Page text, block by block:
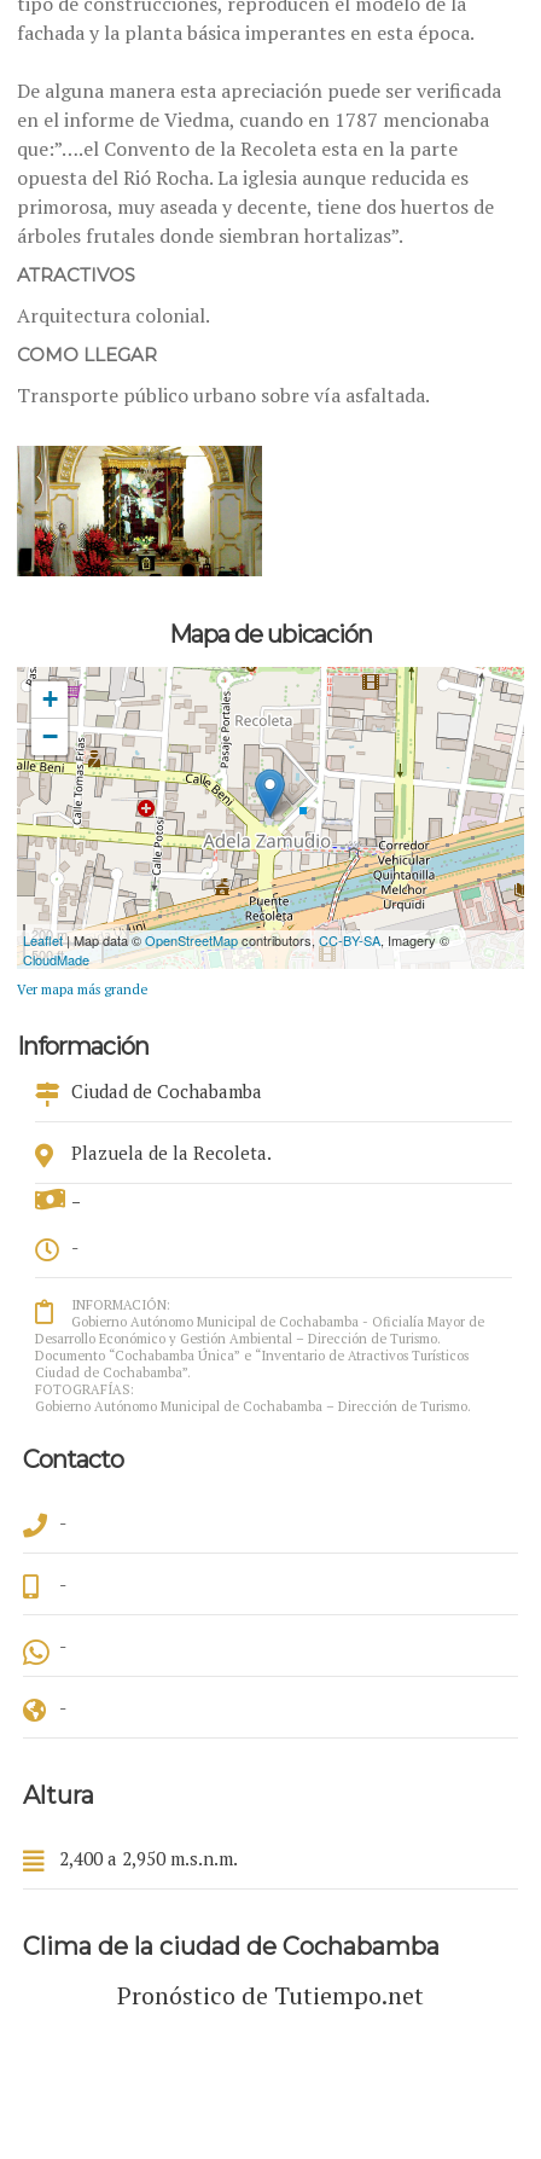
fachada y la planta básica imperantes en esta época.
De alguna manera esta apreciación puede ser verificada
en el informe de Viedma, cuando en 1787 mencionaba
que:”….el Convento de la Recoleta esta en la parte
opuesta del Rió Rocha. La iglesia aunque reducida es
primorosa, muy aseada y decente, tiene dos huertos de
árboles frutales donde siembran hortalizas”.
ATRACTIVOS
Arquitectura colonial.
COMO LLEGAR
Transporte público urbano sobre vía asfaltada.
Mapa de ubicación
+
−
200 m
500 ft
Leaflet| Map data ©OpenStreetMapcontributors,CC-BY-SA, Imagery ©
CloudMade
Ver mapa más grande
Información
Ciudad de Cochabamba
Plazuela de la Recoleta.
-
-
INFORMACIÓN:
Gobierno Autónomo Municipal de Cochabamba - Oficialía Mayor de
Desarrollo Económico y Gestión Ambiental – Dirección de Turismo.
Documento “Cochabamba Única” e “Inventario de Atractivos Turísticos
Ciudad de Cochabamba”.
FOTOGRAFÍAS:
Gobierno Autónomo Municipal de Cochabamba – Dirección de Turismo.
Contacto
-
-
-
-
Altura
2,400 a 2,950 m.s.n.m.
Clima de la ciudad de Cochabamba
Pronóstico de Tutiempo.net